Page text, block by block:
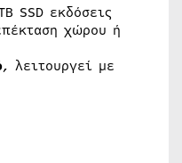
SSD εκδόσεις
χώρου ή
, λειτουργεί με